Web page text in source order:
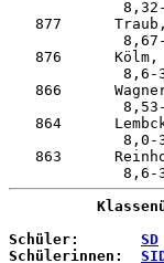
877
876
8,6-
866
864
8,0-
863
Schüler: SD
Schülerinnen: